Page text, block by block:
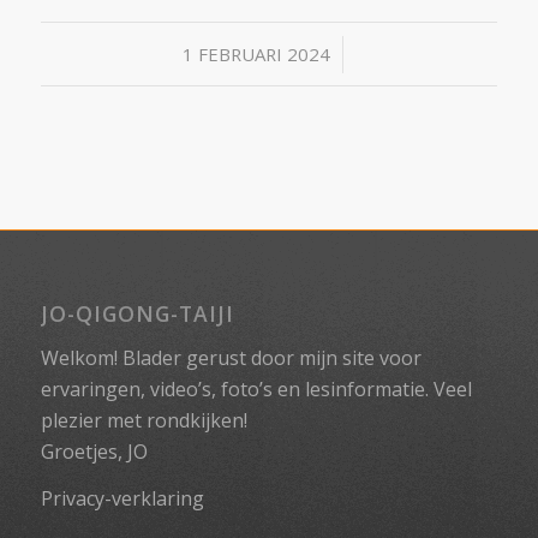
1 FEBRUARI 2024
/
JO-QIGONG-TAIJI
Welkom! Blader gerust door mijn site voor
ervaringen, video’s, foto’s en lesinformatie. Veel
plezier met rondkijken!
Groetjes, JO
Privacy-verklaring